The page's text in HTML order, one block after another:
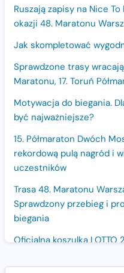
Ruszają zapisy na Nice
okazji 48. Maratonu
Jak skompletować
Sprawdzone trasy
Maratonu, 17. Toruń
Motywacja do biegania.
być najważniejsze?
15. Półmaraton Dwóch
rekordową pulą nagród i
uczestników
Trasa 48. Maratonu
Sprawdzony przebieg i
biegania
Oficjalna koszulka LOTTO